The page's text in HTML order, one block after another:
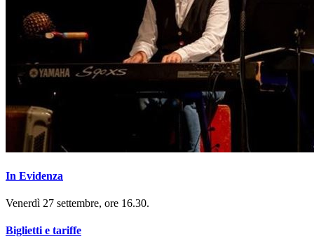
In Evidenza
Venerdì 27 settembre, ore 16.30.
Biglietti e tariffe